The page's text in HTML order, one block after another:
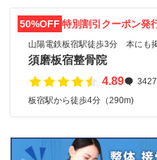
50%OFF 特別割引クーポン発
山陽電鉄板宿駅徒歩3分 本にも
須磨板宿整骨院
4.89
板宿駅から徒歩4分（290m)